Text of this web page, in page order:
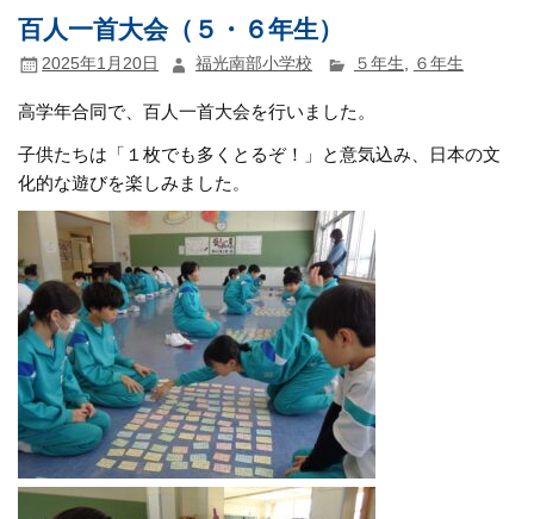
百人一首大会（５・６年生）
2025年1月20日 福光南部小学校 ５年生, ６年生
高学年合同で、百人一首大会を行いました。
子供たちは「１枚でも多くとるぞ！」と意気込み、日本の文
化的な遊びを楽しみました 。